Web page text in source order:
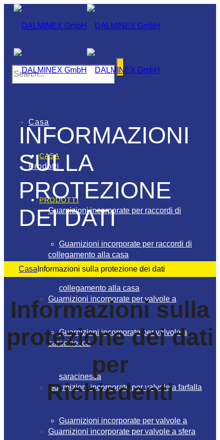
CASA
PRODOTTI
Guarnizioni incorporate per raccordi di
collegamento alla casa
Guarnizioni incorporate per valvole a
saracinesca
Guarnizioni incorporate per valvole a
Casa
Prodotti
Guarnizioni incorporate per raccordi di
collegamento alla casa
Guarnizioni incorporate per valvole a
saracinesca
Guarnizioni incorporate per valvole a farfalla
Guarnizioni incorporate per valvole a sfera
INFORMAZIONI
SULLA
PROTEZIONE
DEI DATI
Casa Informazioni sulla protezione dei dati
Informazioni sulla
protezione dei dati
per
Richiedenti